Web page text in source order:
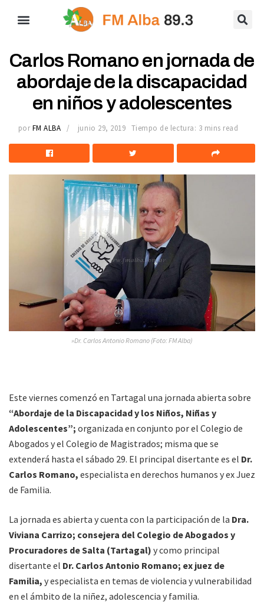
Carlos Romano en jornada de
abordaje de la discapacidad
en niños y adolescentes
por FM ALBA junio 29, 2019 Tiempo de lectura: 3 mins read
»Dr. Carlos Antonio Romano (Foto: FM Alba)
Este viernes comenzó en Tartagal una jornada abierta sobre
“Abordaje de la Discapacidad y los Niños, Niñas y
Adolescentes”; organizada en conjunto por el Colegio de
Abogados y el Colegio de Magistrados; misma que se
extenderá hasta el sábado 29. El principal disertante es el Dr.
Carlos Romano, especialista en derechos humanos y ex Juez
de Familia.
La jornada es abierta y cuenta con la participación de la Dra.
Viviana Carrizo; consejera del Colegio de Abogados y
Procuradores de Salta (Tartagal) y como principal
disertante el Dr. Carlos Antonio Romano; ex juez de
Familia, y especialista en temas de violencia y vulnerabilidad
en el ámbito de la niñez, adolescencia y familia.